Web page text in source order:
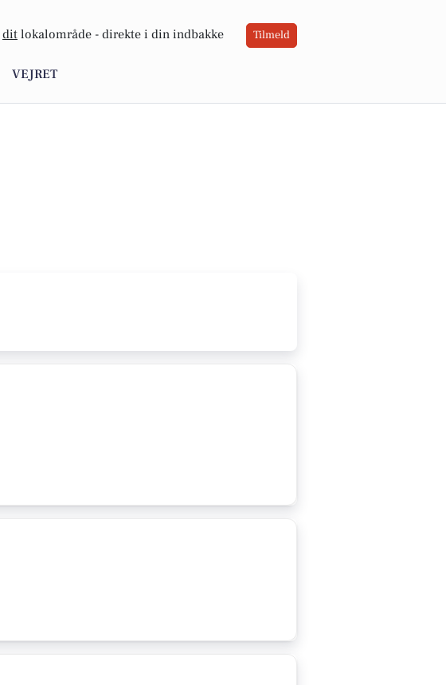
dit lokalområde - direkte i din indbakke Tilmeld
VEJRET